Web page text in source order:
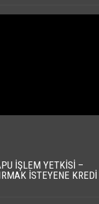
İŞLEM YETKISI –
İSTEYENE KREDI